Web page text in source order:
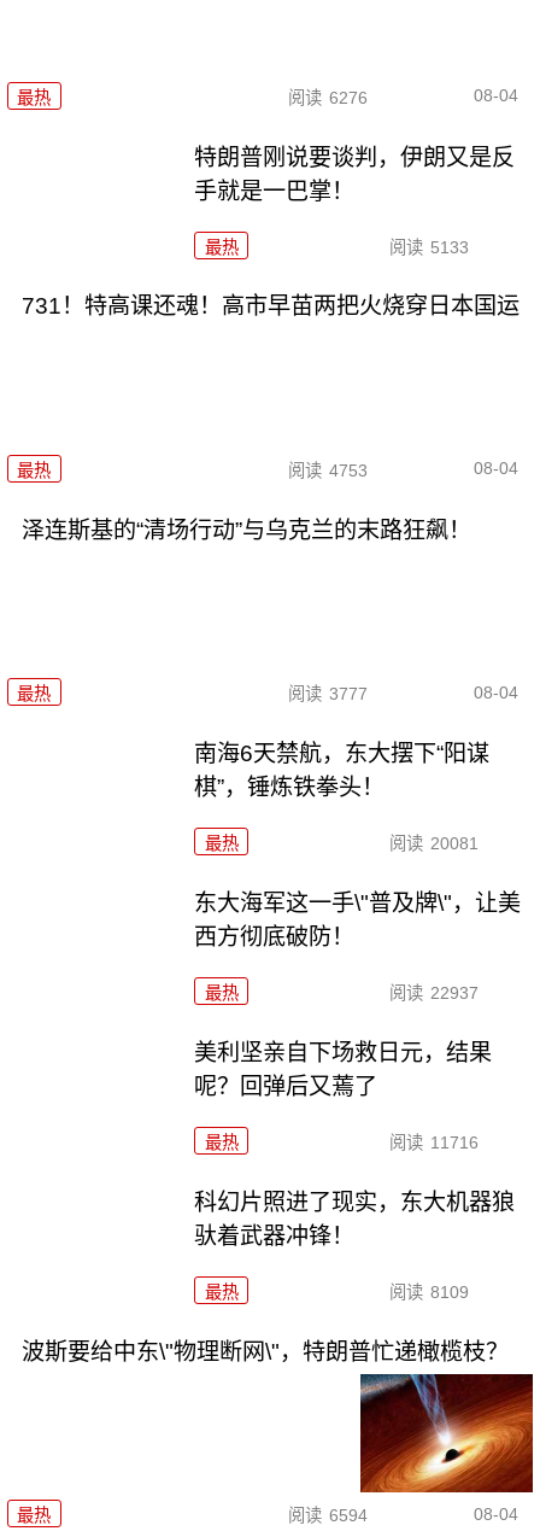
最热 阅读 6276 08-04
特朗普刚说要谈判，伊朗又是反
手就是一巴掌！
最热 阅读 5133
731！特高课还魂！高市早苗两把火烧穿日本国运
最热 阅读 4753 08-04
泽连斯基的“清场行动”与乌克兰的末路狂飙！
最热 阅读 3777 08-04
南海6天禁航，东大摆下“阳谋
棋”，锤炼铁拳头！
最热 阅读 20081
东大海军这一手\"普及牌\"，让美
西方彻底破防！
最热 阅读 22937
美利坚亲自下场救日元，结果
呢？回弹后又蔫了
最热 阅读 11716
科幻片照进了现实，东大机器狼
驮着武器冲锋！
最热 阅读 8109
波斯要给中东\"物理断网\"，特朗普忙递橄榄枝？
最热 阅读 6594 08-04